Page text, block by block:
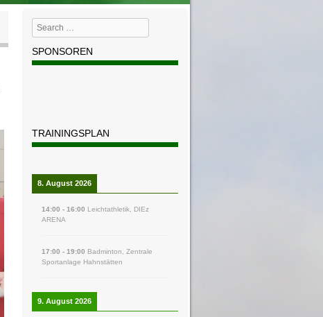
Search
SPONSOREN
TRAININGSPLAN
8. August 2026
14:00 -16:00 Leichtathletik
DIEz
ARENA
17:00 -19:00 Badminton ,Zentrale
Sportanlage Hahnstätten
9. August 2026